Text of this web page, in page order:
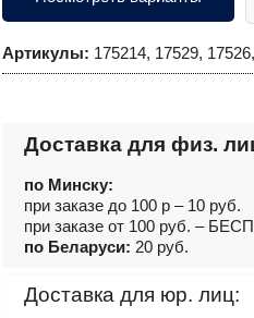
Артикулы: 175214, 17529,
Доставка для физ.
по Минску:
при заказе до 100 р – 10 руб.
при заказе от 100 руб. –
по Беларуси: 20 руб.
Доставка для юр. лиц: